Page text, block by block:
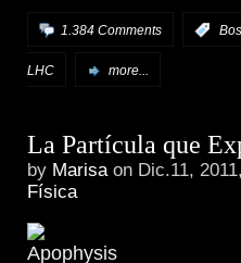
1.384 Comments
LHC more...
La Partícula que
by Marisa on Dic.11,
Física